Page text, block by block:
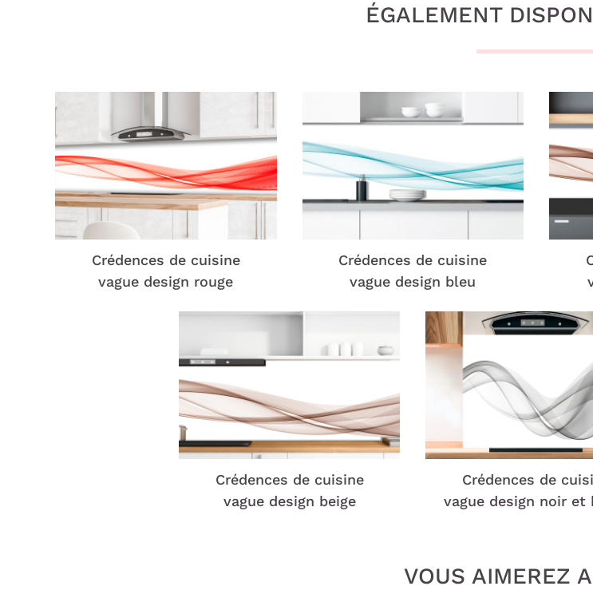
ÉGALEMENT
Crédences de cuisine
vague design rouge
Crédences de cuisine
vague design bleu
Crédences de cuisine
vague design beige
Crédences de
vague design noir et
VOUS AIMEREZ